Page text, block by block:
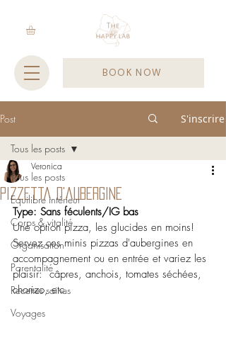
BOOK NOW
Post S'inscrire
Tous les posts
Equilibre intérieur
Corps & vitalité
Organisation
Parentalité
Recettes saines
Voyages
Tous les posts
Pizzetta d'aubergine
Veronica
Type: Sans féculents/IG bas
Une option pizza, les glucides en moins!
Servez ces minis pizzas d'aubergines en
accompagnement ou en entrée et variez les
plaisir:  câpres, anchois, tomates séchées,
chorizo, etc.